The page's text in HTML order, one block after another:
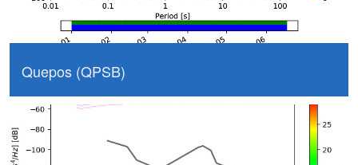
Quepos (QPSB)